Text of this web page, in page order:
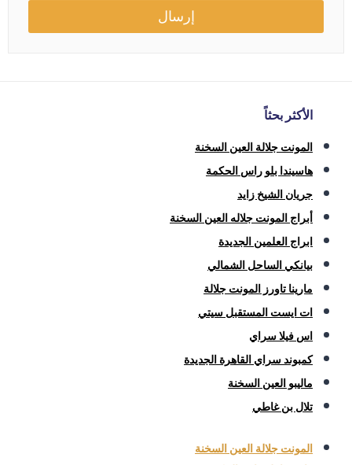
إرسال
الأكثر بحثاً
المونت جلالة العين السخنة
هاسيندا بلو راس الحكمة
جريان الشيخ زايد
أبراج المونت جلاله العين السخنة
ابراج العلمين الجديدة
بيانكي الساحل الشمالي
مارينا تاورز المونت جلالة
ات ايست المستقبل سيتي
اس فيلا سراي
كمبوند سراي القاهرة الجديدة
ماليبو العين السخنة
تلال بن غاطي
المونت جلالة العين السخنة